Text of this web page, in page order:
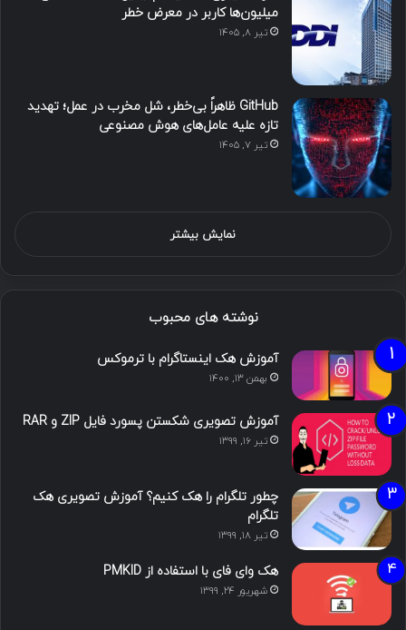
میلیون‌ها کاربر در معرض خطر
تیر ۸, ۱۴۰۵
GitHub ظاهراً بی‌خطر، شل مخرب در عمل؛ تهدید
تازه علیه عامل‌های هوش مصنوعی
تیر ۷, ۱۴۰۵
نمایش بیشتر
نوشته های محبوب
آموزش هک اینستاگرام با ترموکس
بهمن ۱۳, ۱۴۰۰
آموزش تصویری شکستن پسورد فایل ZIP و RAR
تیر ۱۶, ۱۳۹۹
چطور تلگرام را هک کنیم؟ آموزش تصویری هک
تلگرام
تیر ۱۸, ۱۳۹۹
هک وای فای با استفاده از PMKID
شهریور ۲۴, ۱۳۹۹